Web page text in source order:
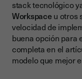
stack tecnológico
Workspaceu otros
velocidad de
buena opción para
completa en el
modelo que mejor